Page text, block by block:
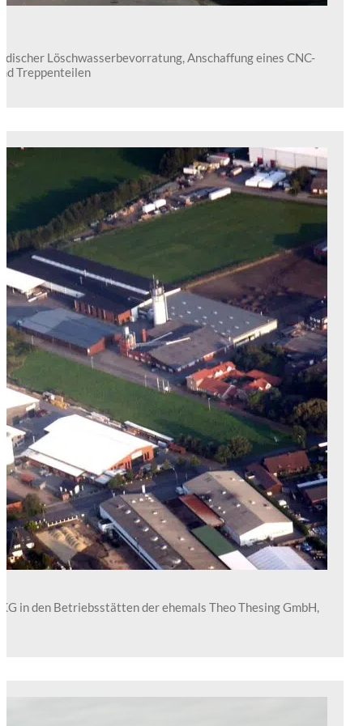
Löschwasserbevorratung, Anschaffung eines CNC-
Treppenteilen
in den Betriebsstätten der ehemals Theo Thesing GmbH,